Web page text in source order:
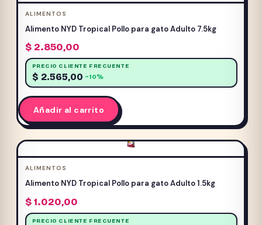
ALIMENTOS
Alimento NYD Tropical Pollo para gato Adulto 7.5kg
$2.850,00
PRECIO CLIENTE FRECUENTE
$ 2.565,00 −10%
Añadir al carrito
ALIMENTOS
Alimento NYD Tropical Pollo para gato Adulto 1.5kg
$1.020,00
PRECIO CLIENTE FRECUENTE